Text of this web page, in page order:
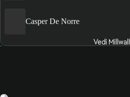
Casper De Norre
Vedi Millwall